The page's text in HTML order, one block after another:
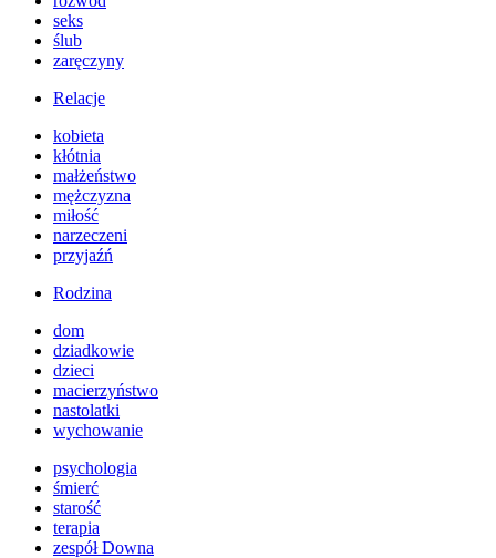
seks
ślub
zaręczyny
Relacje
kobieta
kłótnia
małżeństwo
mężczyzna
miłość
narzeczeni
przyjaźń
Rodzina
dom
dziadkowie
dzieci
macierzyństwo
nastolatki
wychowanie
psychologia
śmierć
starość
terapia
zespół Downa